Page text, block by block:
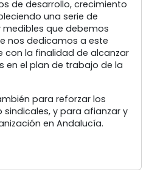
de desarrollo, crecimiento
una serie de
que debemos
nos dedicamos a este
con la finalidad de alcanzar
en el plan de trabajo de la
para reforzar los
y para afianzar y
en Andalucía.